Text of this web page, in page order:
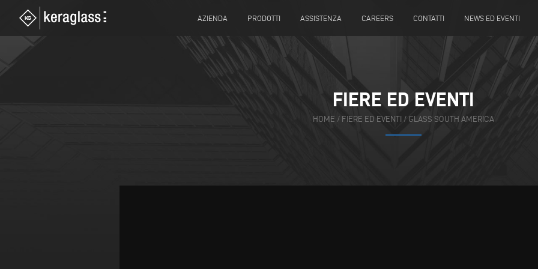
AZIENDA PRODOTTI ASSISTENZA CAREERS CONTATTI NEWS ED EVENTI
FIERE ED EVENTI
HOME / FIERE ED EVENTI / GLASS SOUTH AMERICA